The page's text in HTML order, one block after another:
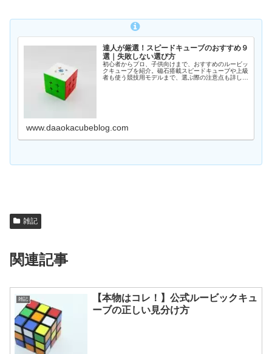
達人が厳選！スピードキューブのおすすめ９
選｜失敗しない選び方
初心者からプロ、子供向けまで、おすすめのルービッ
クキューブを紹介。磁石搭載スピードキューブや上級
者も使う競技用モデルまで、選ぶ際の注意点も詳しく
www.daaokacubeblog.com
雑記
関連記事
雑記
【本物はコレ！】公式ルービックキュ
ーブの正しい見分け方